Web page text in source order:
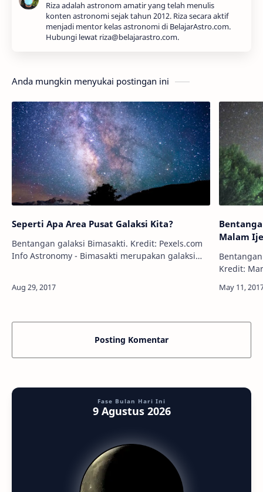
Riza adalah astronom amatir yang telah menulis
konten astronomi sejak tahun 2012. Riza secara aktif
menjadi mentor kelas astronomi di BelajarAstro.com.
Hubungi lewat riza@belajarastro.com.
Anda mungkin menyukai postingan ini
Seperti Apa Area Pusat Galaksi Kita?
Bentangan galaksi Bimasakti. Kredit: Pexels.com
Info Astronomy - Bimasakti merupakan galaksi
Malam
Kredit: Martin
star party
Posting Komentar
Fase Bulan Hari Ini
9 Agustus 2026